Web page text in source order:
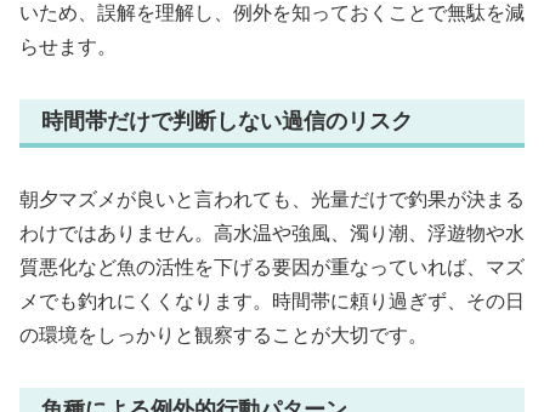
いため、誤解を理解し、例外を知っておくことで無駄を減
らせます。
時間帯だけで判断しない過信のリスク
朝夕マズメが良いと言われても、光量だけで釣果が決まる
わけではありません。高水温や強風、濁り潮、浮遊物や水
質悪化など魚の活性を下げる要因が重なっていれば、マズ
メでも釣れにくくなります。時間帯に頼り過ぎず、その日
の環境をしっかりと観察することが大切です。